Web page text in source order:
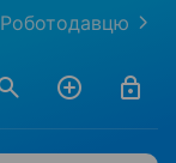
Роботодавцю